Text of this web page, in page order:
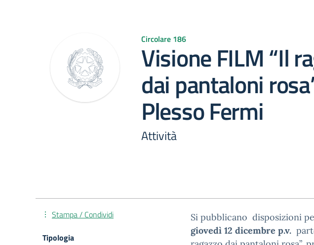
Circolare 186
Visione FILM “Il
dai pantaloni
Plesso Fermi
Attività
Si pubblicano disposizioni
giovedì 12 dicembre p.v.
Stampa / Condividi
Tipologia